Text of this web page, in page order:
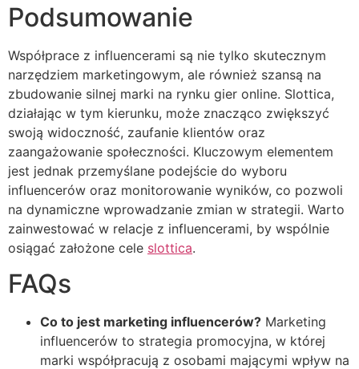
Podsumowanie
Współprace z influencerami są nie tylko skutecznym
narzędziem marketingowym, ale również szansą na
zbudowanie silnej marki na rynku gier online. Slottica,
działając w tym kierunku, może znacząco zwiększyć
swoją widoczność, zaufanie klientów oraz
zaangażowanie społeczności. Kluczowym elementem
jest jednak przemyślane podejście do wyboru
influencerów oraz monitorowanie wyników, co pozwoli
na dynamiczne wprowadzanie zmian w strategii. Warto
zainwestować w relacje z influencerami, by wspólnie
osiągać założone cele slottica.
FAQs
Co to jest marketing influencerów? Marketing
influencerów to strategia promocyjna, w której
marki współpracują z osobami mającymi wpływ na